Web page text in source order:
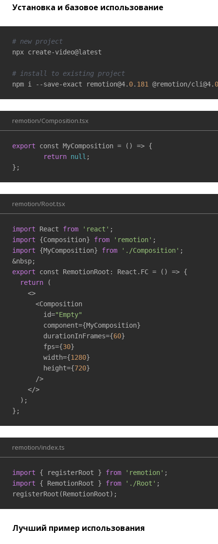
Установка и базовое использование
# new project
npx create-video@latest
# install to existing project
npm i --save-exact remotion@4. 0. 181 @remotion/cli@4. 0
remotion/Composition.tsx
export const MyComposition = () => {
return null ;
};
remotion/Root.tsx
import React from 'react'
import {Composition} from 'remotion'
import {MyComposition} from './Composition' ;
export const RemotionRoot: React.FC = () => {
return (
    <>
      <Composition
        id=
"Empty"
        component={MyComposition}
        durationInFrames={
60}
        fps={
30}
        width={
1280}
        height={
720}
      />
    </>
  );
};
remotion/index.ts
import { registerRoot } from 'remotion'
import { RemotionRoot } from './Root' ;
registerRoot(RemotionRoot);
Лучший пример использования